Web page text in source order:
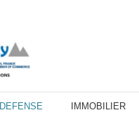
DEFENSE IMMOBILIER